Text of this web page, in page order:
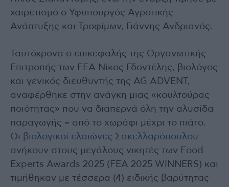
χαιρετισμό ο Υφυπουργός Αγροτικής
Ανάπτυξης και Τροφίμων, Γιάννης Ανδριανός.
Ταυτόχρονα ο επικεφαλής της Οργανωτικής
Επιτροπής των FEA Νίκος Γδοντέλης, βιολόγος
και γενικός διευθυντής της AG ADVENT,
αναφέρθηκε στην ανάγκη μιας «κουλτούρας
ποιότητας» που να διαπερνά όλη την αλυσίδα
παραγωγής – από το χωράφι μέχρι το πιάτο.
Οι βιολογικοί ελαιώνες Σακελλαρόπουλου
ανήκουν στους μεγάλους νικητές των Food
Experts Awards 2025 (FEA 2025 WINNERS) και
τιμήθηκαν με τέσσερα (4) ειδικής βαρύτητας